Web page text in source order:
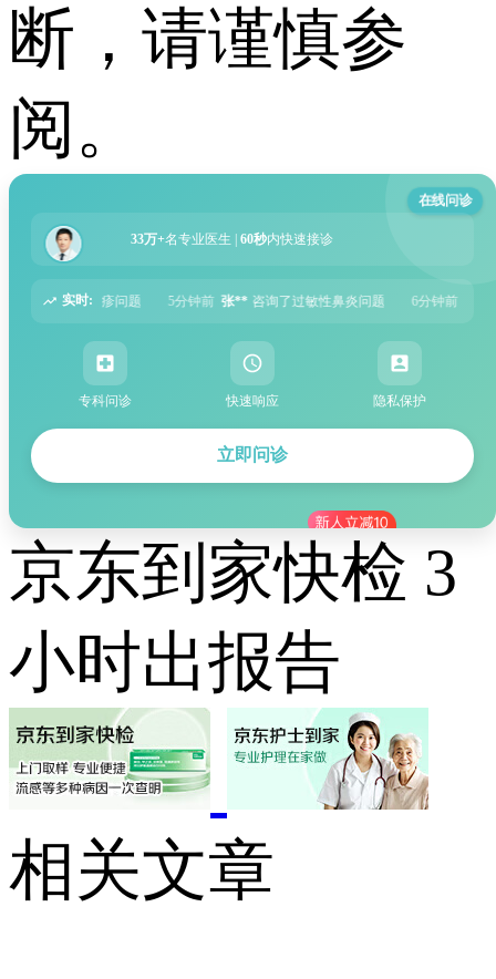
断，请谨慎参
阅。
在线问诊
33万+名专业医生 | 60秒内快速接诊
实时:
张** 咨询了过敏性鼻炎问题 6分钟前 周** 咨询了胃痛问题 8分钟前
专科问诊 快速响应 隐私保护
立即问诊
京东到家快检 3
小时出报告
相关文章